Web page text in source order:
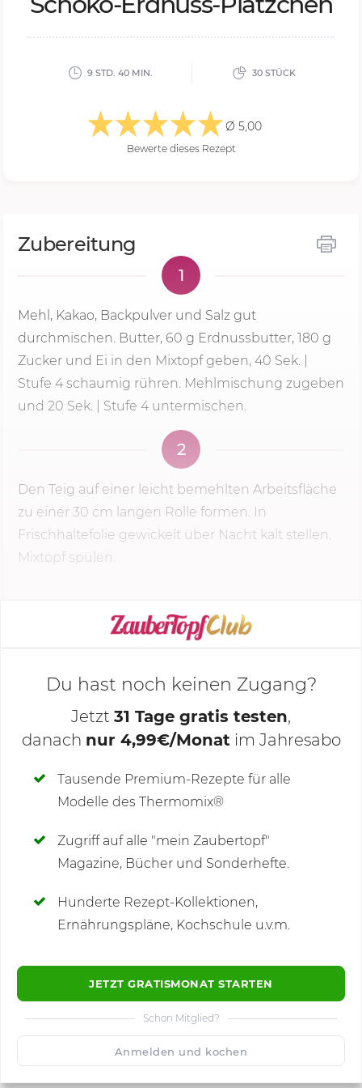
9 STD. 40 MIN. 30 STÜCK
Ø 5,00
Bewerte dieses Rezept
Zubereitung
1
Mehl, Kakao, Backpulver und Salz gut
durchmischen. Butter, 60 g Erdnussbutter, 180 g
Zucker und Ei in den Mixtopf geben, 40 Sek.
Stufe 4 schaumig rühren. Mehlmischung zugeben
und 20 Sek. | Stufe 4 untermischen.
2
Den Teig auf einer leicht bemehlten Arbeitsfläche
zu einer 30 cm langen Rolle formen. In
Frischhaltefolie gewickelt über Nacht kalt stellen.
Mixtopf spülen.
KOCHMODUS STARTEN
Deine Notizen
Du hast noch keinen Zugang?
Jetzt 31 Tage gratis testen,
danach nur 4,99€/Monat im Jahresabo
Tausende Premium-Rezepte für alle
Modelle des Thermomix®
Zugriff auf alle "mein Zaubertopf"
Magazine, Bücher und Sonderhefte.
Hunderte Rezept-Kollektionen,
Ernährungspläne, Kochschule u.v.m.
JETZT GRATISMONAT STARTEN
Schon Mitglied?
Anmelden und kochen
Kommentare
🙂 Speichern